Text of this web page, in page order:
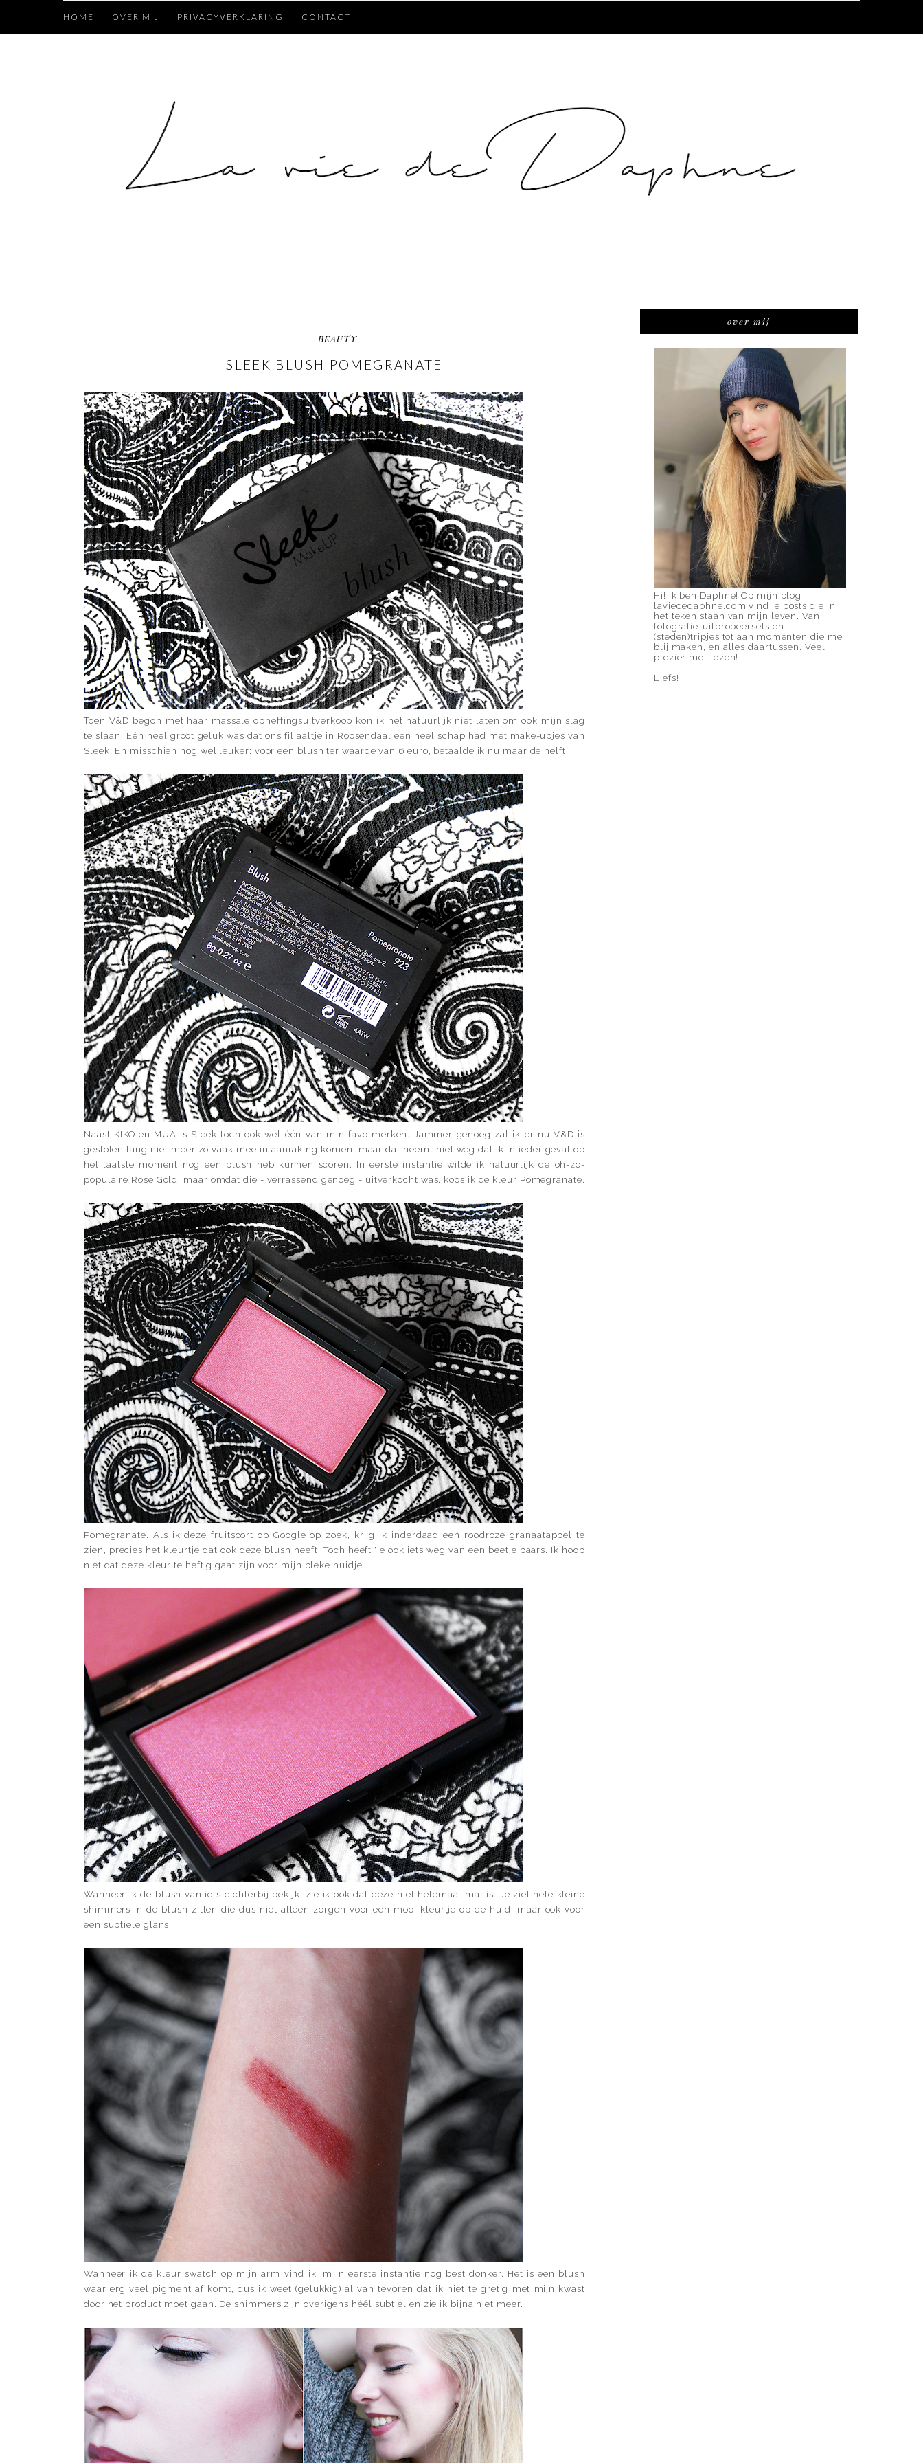
HOME OVER MIJ PRIVACYVERKLARING CONTACT
BEAUTY
SLEEK BLUSH POMEGRANATE
Toen V&D begon met haar massale opheffingsuitverkoop kon ik het natuurlijk niet laten om ook mijn slag
te slaan. Eén heel groot geluk was dat ons filiaaltje in Roosendaal een heel schap had met make-upjes van
Sleek. En misschien nog wel leuker: voor een blush ter waarde van 6 euro, betaalde ik nu maar de helft!
Naast KIKO en MUA is Sleek toch ook wel één van m'n favo merken. Jammer genoeg zal ik er nu V&D is
gesloten lang niet meer zo vaak mee in aanraking komen, maar dat neemt niet weg dat ik in ieder geval op
het laatste moment nog een blush heb kunnen scoren. In eerste instantie wilde ik natuurlijk de oh-zo-
populaire Rose Gold, maar omdat die - verrassend genoeg - uitverkocht was, koos ik de kleur Pomegranate.
Pomegranate. Als ik deze fruitsoort op Google op zoek, krijg ik inderdaad een roodroze granaatappel te
zien, precies het kleurtje dat ook deze blush heeft. Toch heeft 'ie ook iets weg van een beetje paars. Ik hoop
niet dat deze kleur te heftig gaat zijn voor mijn bleke huidje!
Wanneer ik de blush van iets dichterbij bekijk, zie ik ook dat deze niet helemaal mat is. Je ziet hele kleine
shimmers in de blush zitten die dus niet alleen zorgen voor een mooi kleurtje op de huid, maar ook voor
een subtiele glans.
Wanneer ik de kleur swatch op mijn arm vind ik 'm in eerste instantie nog best donker. Het is een blush
waar erg veel pigment af komt, dus ik weet (gelukkig) al van tevoren dat ik niet te gretig met mijn kwast
door het product moet gaan. De shimmers zijn overigens héél subtiel en zie ik bijna niet meer.
over mij
Hi! Ik ben Daphne! Op mijn blog
laviededaphne.com vind je posts die in
het teken staan van mijn leven. Van
fotografie-uitprobeersels en
(steden)tripjes tot aan momenten die me
blij maken, en alles daartussen. Veel
plezier met lezen!
Liefs!